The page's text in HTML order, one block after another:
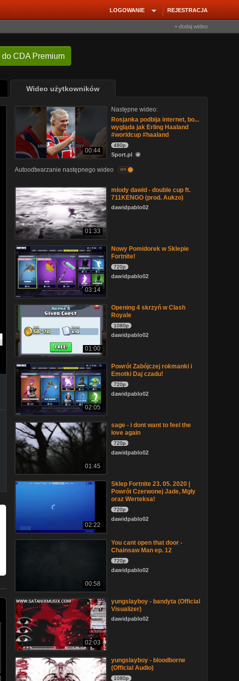
REJESTRACJA
LOGOWANIE
+ dodaj wideo
do CDA Premium
Wideo użytkowników
00:44
Następne wideo:
Rosjanka podbija internet, bo...
wygląda jak Erling Haaland
#worldcup #haaland
480p
Sport.pl
Autoodtwarzanie następnego wideo on
01:33
mlody dawid - double cup ft.
711KENGO (prod. Aukzo)
dawidpablo02
03:14
Nowy Pomidorek w Sklepie
Fortnite!
720p
dawidpablo02
01:00
Opening 4 skrzyń w Clash
Royale
1080p
dawidpablo02
02:05
Powrót Zabójczej rokmanki i
Emotki Daj czadu!
720p
dawidpablo02
01:45
sage - i dont want to feel the
love again
720p
dawidpablo02
02:22
Sklep Fortnite 23. 05. 2020 |
Powrót Czerwonej Jade, Mgły
oraz Werteksa!
720p
dawidpablo02
00:58
You cant open that door -
Chainsaw Man ep. 12
720p
dawidpablo02
02:03
yungslayboy - bandyta (Official
Visualizer)
dawidpablo02
yungslayboy - bloodborne
(Official Audio)
1080p